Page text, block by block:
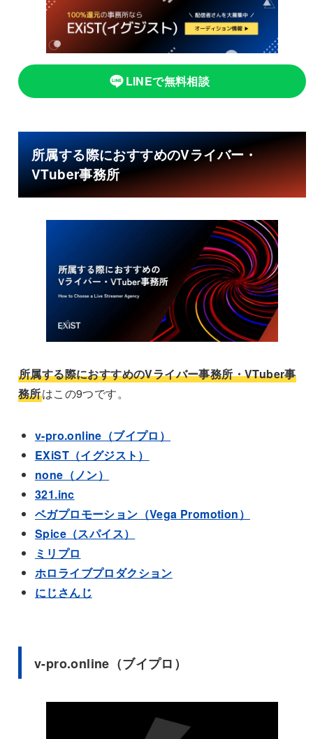
LINEで無料相談
所属する際におすすめのVライバー・
VTuber事務所
所属する際におすすめのVライバー事務所・VTuber事
務所はこの9つです。
v-pro.online（ブイプロ）
EXiST（イグジスト）
none（ノン）
321.inc
ベガプロモーション（Vega Promotion）
Spice（スパイス）
ミリプロ
ホロライブプロダクション
にじさんじ
v-pro.online（ブイプロ）